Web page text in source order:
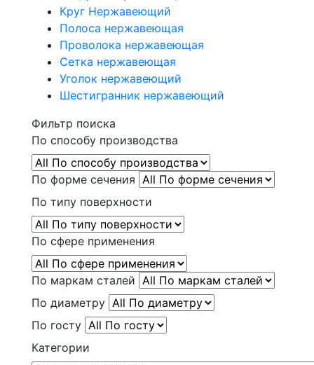
Круг Нержавеющий
Полоса нержавеющая
Проволока нержавеющая
Сетка нержавеющая
Уголок нержавеющий
Шестигранник нержавеющий
Фильтр поиска
По способу производства
По форме сечения
По типу поверхности
По сфере применения
По маркам сталей
По диаметру
По госту
Категории